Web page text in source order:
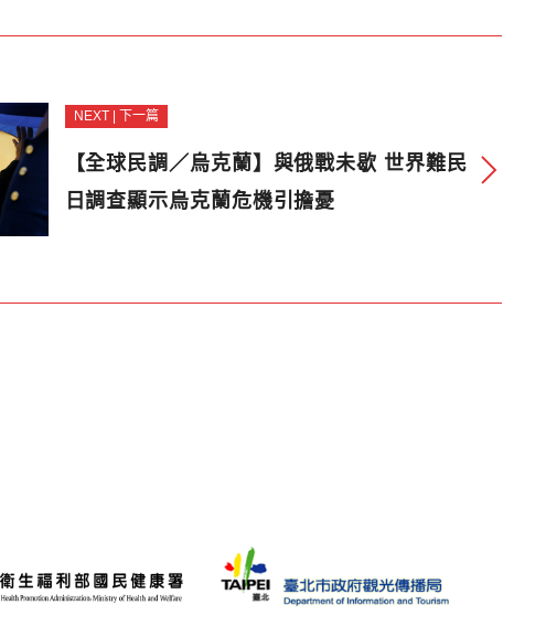
NEXT | 下一篇
【全球民調／烏克蘭】與俄戰未歇 世界難民
日調查顯示烏克蘭危機引擔憂